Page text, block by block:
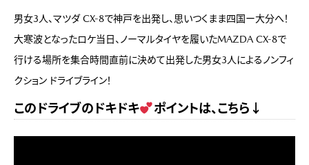
男女3人、マツダ CX-8で神戸を出発し、思いつくまま四国ー大分へ！
大寒波となったロケ当日、ノーマルタイヤを履いたMAZDA CX-8で
行ける場所を集合時間直前に決めて出発した男女3人によるノンフィ
クション ドライブライン！
このドライブのドキドキ ポイントは、こちら↓